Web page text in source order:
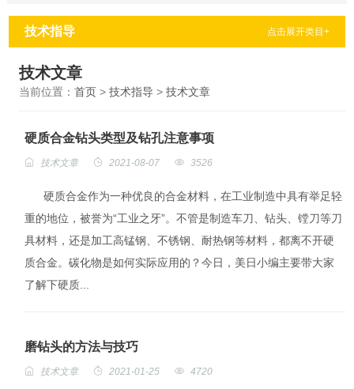
技术指导 点击展开类目+
技术文章
当前位置： 首页> 技术指导 > 技术文章
硬质合金钻头类型及钻孔注意事项
技术文章 2021-08-07 3526
硬质合金作为一种优良的合金材料，在工业制造中具有举足轻
重的地位，被誉为“工业之牙”。不管是制造车刀、钻头、镗刀等刀
具材料，还是加工高锰钢、不锈钢、耐热钢等材料，都离不开硬
质合金。碳化物是如何实际应用的？今日，美日小编主要带大家
了解下硬质...
磨钻头的方法与技巧
技术文章 2021-01-25 4720